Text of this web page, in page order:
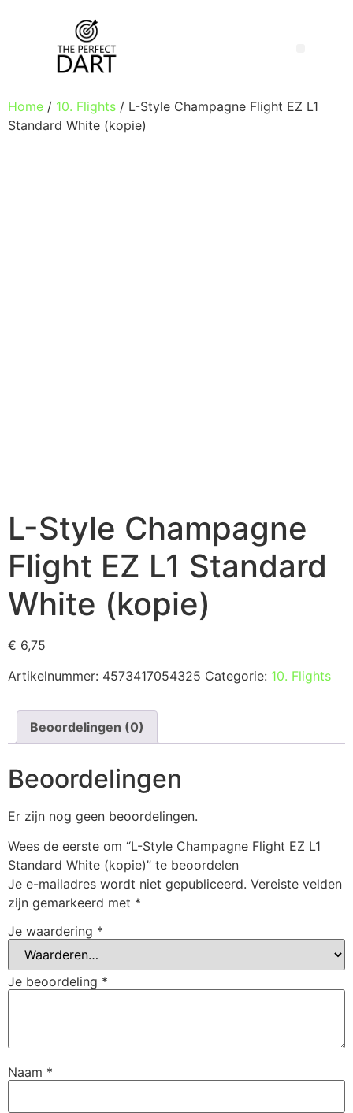
Home / 10. Flights / L-Style Champagne Flight EZ L1
Standard White (kopie)
L-Style Champagne
Flight EZ L1 Standard
White (kopie)
€ 6,75
Artikelnummer: 4573417054325 Categorie: 10. Flights
Beoordelingen (0)
Beoordelingen
Er zijn nog geen beoordelingen.
Wees de eerste om “L-Style Champagne Flight EZ L1
Standard White (kopie)” te beoordelen
Je e-mailadres wordt niet gepubliceerd. Vereiste velden
zijn gemarkeerd met *
Je waardering *
Je beoordeling *
Naam *